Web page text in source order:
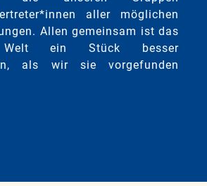
aller möglichen
Allen gemeinsam ist das
ein Stück besser
als wir sie vorgefunden